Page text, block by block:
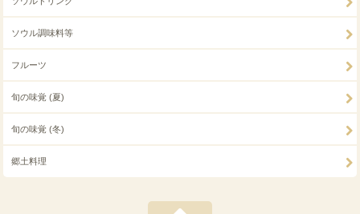
ソウル調味料等
フルーツ
旬の味覚 (夏)
旬の味覚 (冬)
郷土料理